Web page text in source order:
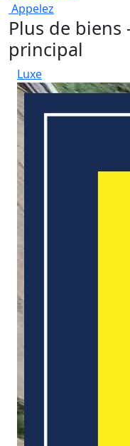
Appelez
Plus de biens
principal
Luxe